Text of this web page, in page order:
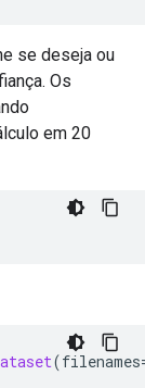
se deseja ou
Os
em 20
(filenames